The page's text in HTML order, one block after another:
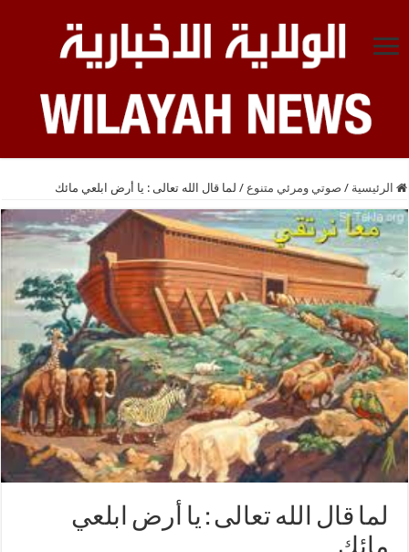
الرئيسية / صوتي ومرئي متنوع / لما قال الله تعالى : يا أرض ابلعي مائك
لما قال الله تعالى : يا أرض ابلعي